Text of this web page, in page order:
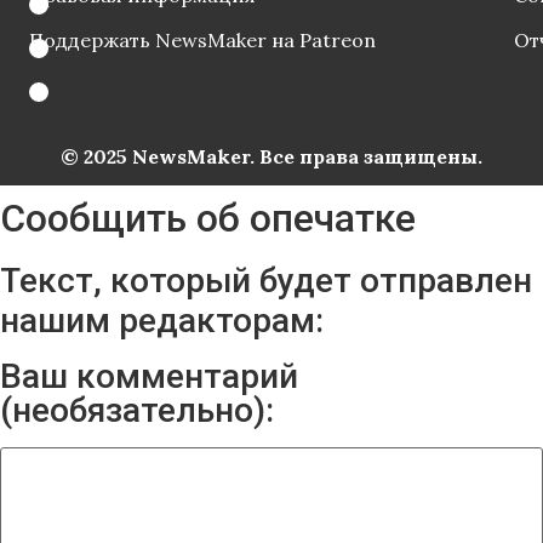
Поддержать NewsMaker на Patreon
© 2025 NewsMaker. Все права защищены.
Сообщить об опечатке
Текст, который будет отправлен
нашим редакторам:
Ваш комментарий
(необязательно):